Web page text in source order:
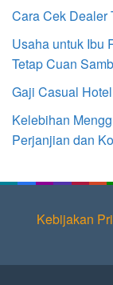
Cara Cek Dealer
Usaha untuk Ibu
Tetap Cuan
Gaji Casual
Kelebihan
Perjanjian dan
Kebijakan